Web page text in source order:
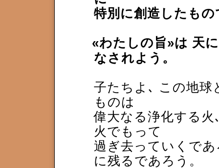
特別に創造したもの
«わたしの旨»は 天
なされよう。
子たちよ､ この地球
ものは
偉大なる浄化する
火でもって
過ぎ去っていくで
に残るであろう。